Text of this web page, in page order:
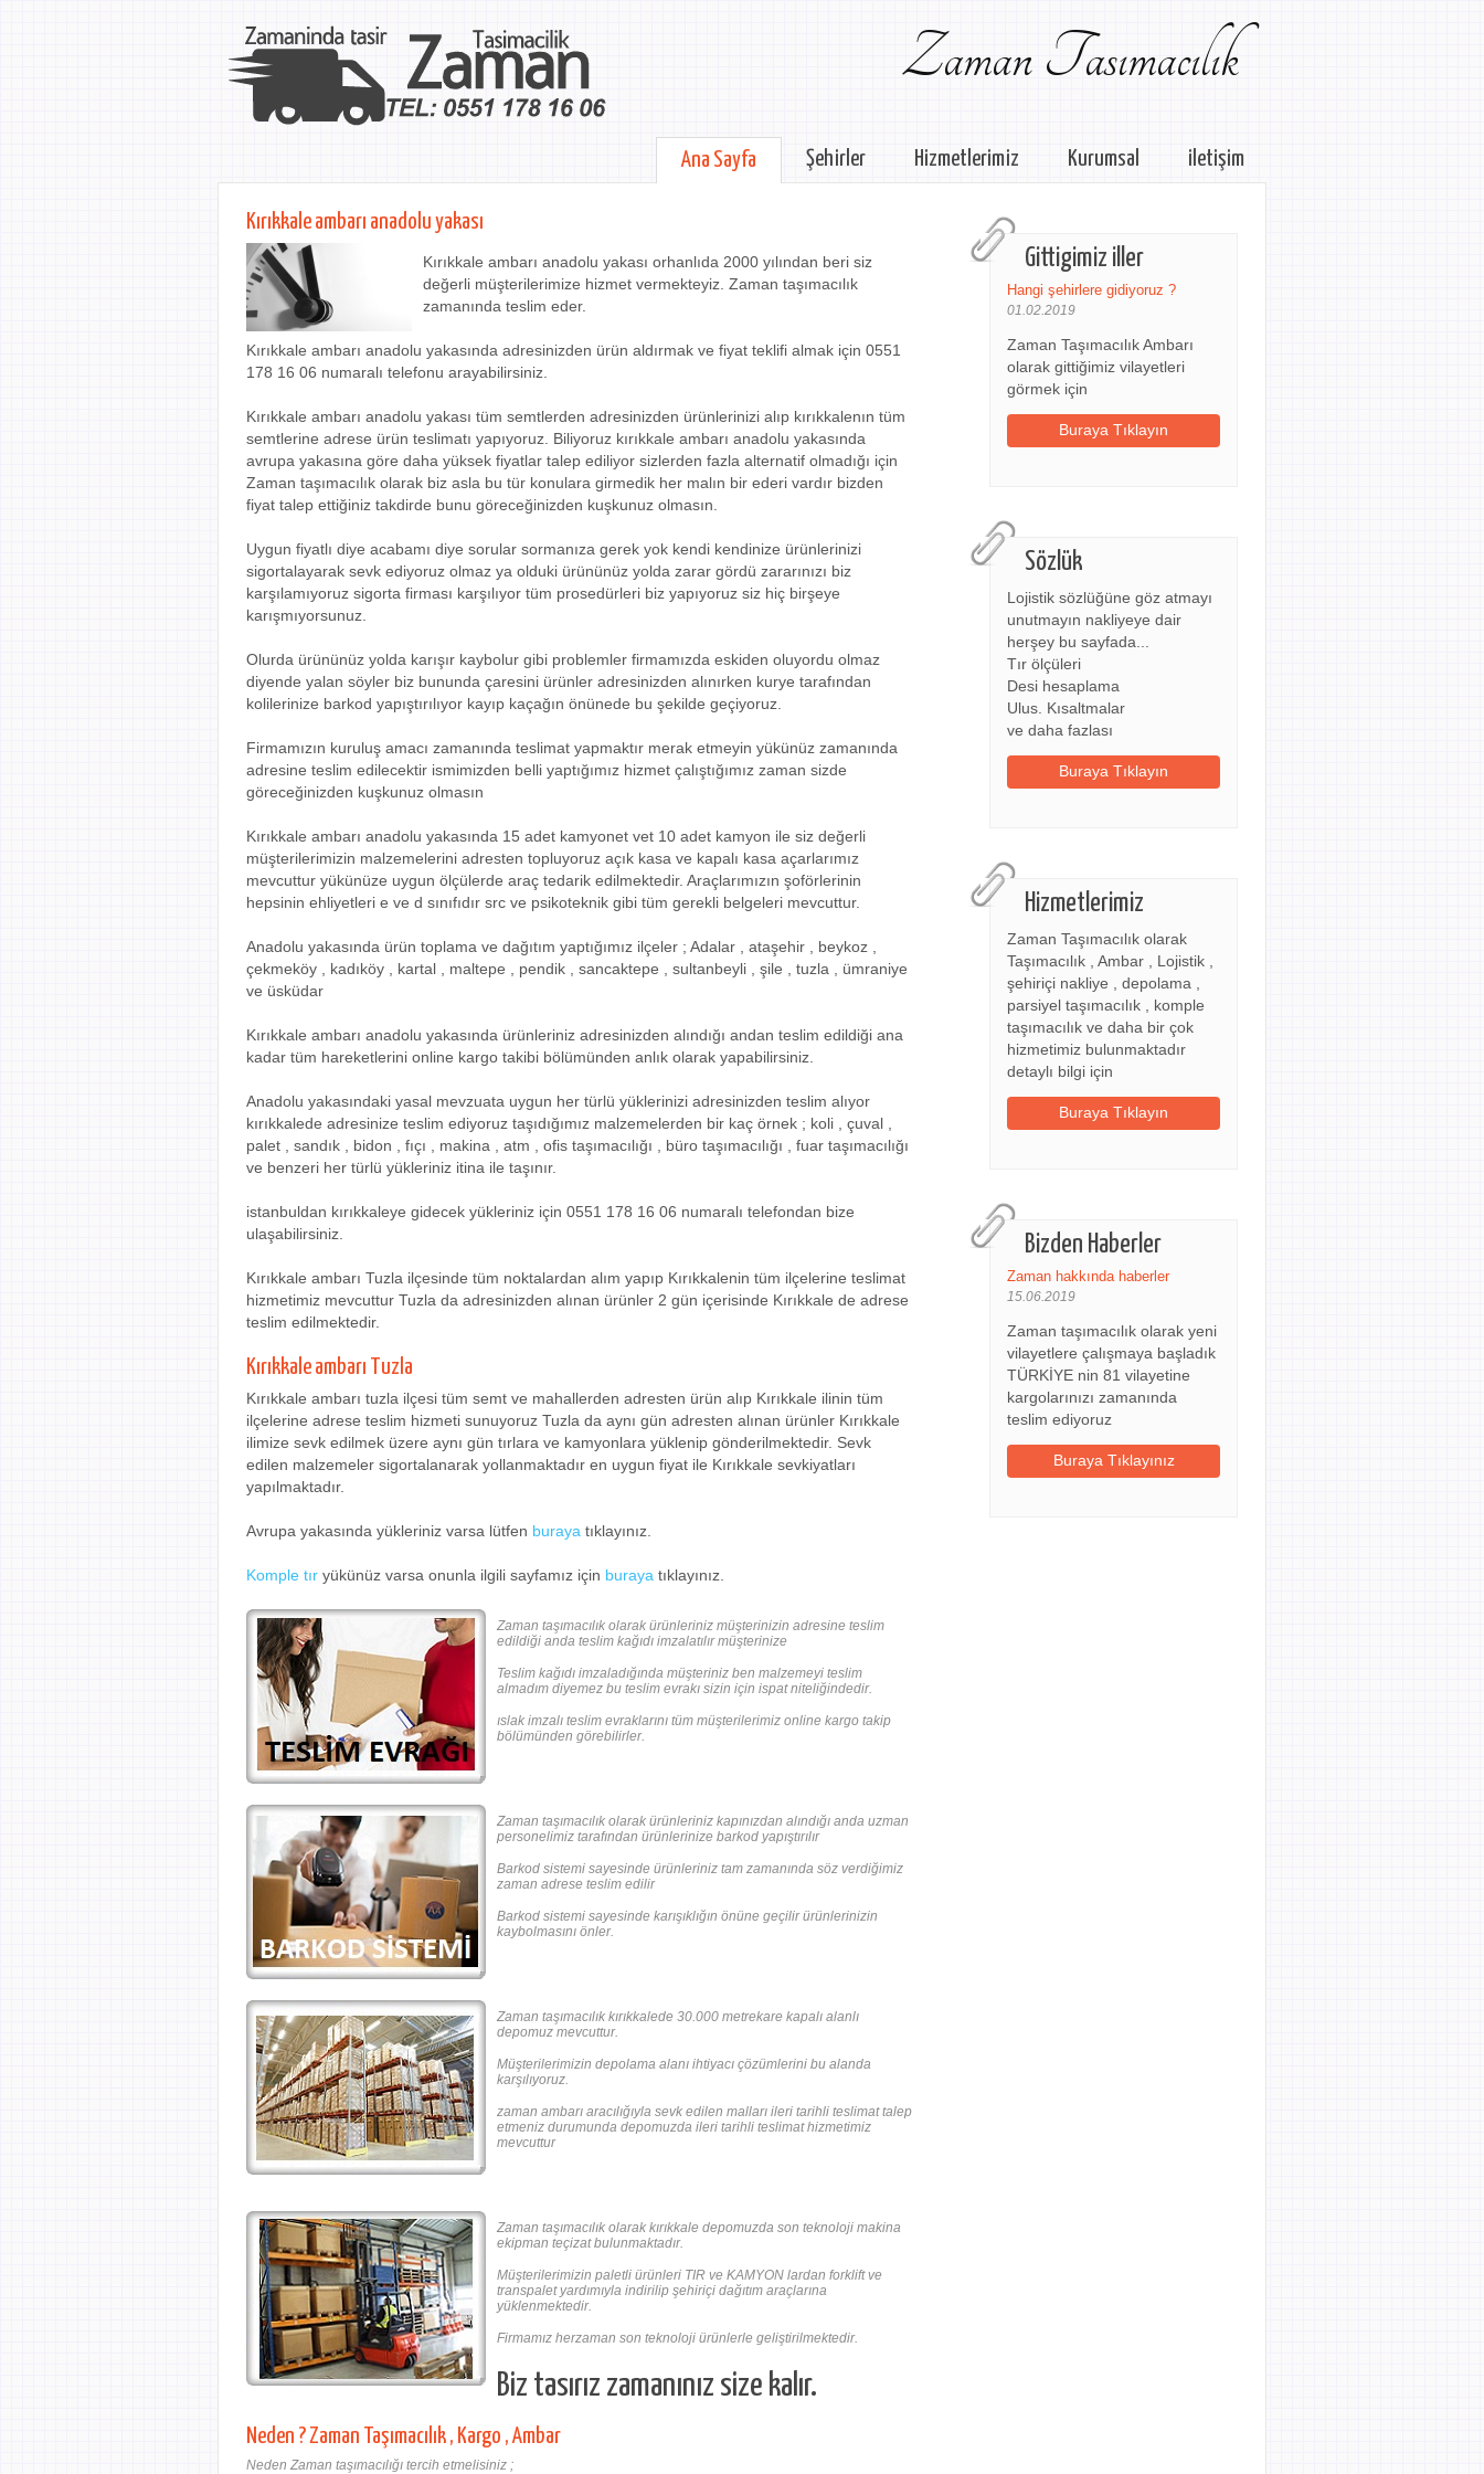
Zaman Tasımacılık
Ana Sayfa Şehirler Hizmetlerimiz Kurumsal iletişim
Gittigimiz iller
Hangi şehirlere gidiyoruz ?
01.02.2019
Zaman Taşımacılık Ambarı
olarak gittiğimiz vilayetleri
görmek için
Buraya Tıklayın
Sözlük
Lojistik sözlüğüne göz atmayı
unutmayın nakliyeye dair
herşey bu sayfada...
Tır ölçüleri
Desi hesaplama
Ulus. Kısaltmalar
ve daha fazlası
Buraya Tıklayın
Hizmetlerimiz
Zaman Taşımacılık olarak
Taşımacılık , Ambar , Lojistik ,
şehiriçi nakliye , depolama ,
parsiyel taşımacılık , komple
taşımacılık ve daha bir çok
hizmetimiz bulunmaktadır
detaylı bilgi için
Buraya Tıklayın
Bizden Haberler
Zaman hakkında haberler
15.06.2019
Zaman taşımacılık olarak yeni
vilayetlere çalışmaya başladık
TÜRKİYE nin 81 vilayetine
kargolarınızı zamanında
teslim ediyoruz
Buraya Tıklayınız
Kırıkkale ambarı anadolu yakası
Kırıkkale ambarı anadolu yakası orhanlıda 2000 yılından beri siz
değerli müşterilerimize hizmet vermekteyiz. Zaman taşımacılık
zamanında teslim eder.
Kırıkkale ambarı anadolu yakasında adresinizden ürün aldırmak ve fiyat teklifi almak için 0551
178 16 06 numaralı telefonu arayabilirsiniz.
Kırıkkale ambarı anadolu yakası tüm semtlerden adresinizden ürünlerinizi alıp kırıkkalenın tüm
semtlerine adrese ürün teslimatı yapıyoruz. Biliyoruz kırıkkale ambarı anadolu yakasında
avrupa yakasına göre daha yüksek fiyatlar talep ediliyor sizlerden fazla alternatif olmadığı için
Zaman taşımacılık olarak biz asla bu tür konulara girmedik her malın bir ederi vardır bizden
fiyat talep ettiğiniz takdirde bunu göreceğinizden kuşkunuz olmasın.
Uygun fiyatlı diye acabamı diye sorular sormanıza gerek yok kendi kendinize ürünlerinizi
sigortalayarak sevk ediyoruz olmaz ya olduki ürününüz yolda zarar gördü zararınızı biz
karşılamıyoruz sigorta firması karşılıyor tüm prosedürleri biz yapıyoruz siz hiç birşeye
karışmıyorsunuz.
Olurda ürününüz yolda karışır kaybolur gibi problemler firmamızda eskiden oluyordu olmaz
diyende yalan söyler biz bununda çaresini ürünler adresinizden alınırken kurye tarafından
kolilerinize barkod yapıştırılıyor kayıp kaçağın önünede bu şekilde geçiyoruz.
Firmamızın kuruluş amacı zamanında teslimat yapmaktır merak etmeyin yükünüz zamanında
adresine teslim edilecektir ismimizden belli yaptığımız hizmet çalıştığımız zaman sizde
göreceğinizden kuşkunuz olmasın
Kırıkkale ambarı anadolu yakasında 15 adet kamyonet vet 10 adet kamyon ile siz değerli
müşterilerimizin malzemelerini adresten topluyoruz açık kasa ve kapalı kasa açarlarımız
mevcuttur yükünüze uygun ölçülerde araç tedarik edilmektedir. Araçlarımızın şoförlerinin
hepsinin ehliyetleri e ve d sınıfıdır src ve psikoteknik gibi tüm gerekli belgeleri mevcuttur.
Anadolu yakasında ürün toplama ve dağıtım yaptığımız ilçeler ; Adalar , ataşehir , beykoz ,
çekmeköy , kadıköy , kartal , maltepe , pendik , sancaktepe , sultanbeyli , şile , tuzla , ümraniye
ve üsküdar
Kırıkkale ambarı anadolu yakasında ürünleriniz adresinizden alındığı andan teslim edildiği ana
kadar tüm hareketlerini online kargo takibi bölümünden anlık olarak yapabilirsiniz.
Anadolu yakasındaki yasal mevzuata uygun her türlü yüklerinizi adresinizden teslim alıyor
kırıkkalede adresinize teslim ediyoruz taşıdığımız malzemelerden bir kaç örnek ; koli , çuval ,
palet , sandık , bidon , fıçı , makina , atm , ofis taşımacılığı , büro taşımacılığı , fuar taşımacılığı
ve benzeri her türlü yükleriniz itina ile taşınır.
istanbuldan kırıkkaleye gidecek yükleriniz için 0551 178 16 06 numaralı telefondan bize
ulaşabilirsiniz.
Kırıkkale ambarı Tuzla ilçesinde tüm noktalardan alım yapıp Kırıkkalenin tüm ilçelerine teslimat
hizmetimiz mevcuttur Tuzla da adresinizden alınan ürünler 2 gün içerisinde Kırıkkale de adrese
teslim edilmektedir.
Kırıkkale ambarı Tuzla
Kırıkkale ambarı tuzla ilçesi tüm semt ve mahallerden adresten ürün alıp Kırıkkale ilinin tüm
ilçelerine adrese teslim hizmeti sunuyoruz Tuzla da aynı gün adresten alınan ürünler Kırıkkale
ilimize sevk edilmek üzere aynı gün tırlara ve kamyonlara yüklenip gönderilmektedir. Sevk
edilen malzemeler sigortalanarak yollanmaktadır en uygun fiyat ile Kırıkkale sevkiyatları
yapılmaktadır.
Avrupa yakasında yükleriniz varsa lütfen buraya tıklayınız.
Komple tır yükünüz varsa onunla ilgili sayfamız için buraya tıklayınız.
Zaman taşımacılık olarak ürünleriniz müşterinizin adresine teslim
edildiği anda teslim kağıdı imzalatılır müşterinize
Teslim kağıdı imzaladığında müşteriniz ben malzemeyi teslim
almadım diyemez bu teslim evrakı sizin için ispat niteliğindedir.
ıslak imzalı teslim evraklarını tüm müşterilerimiz online kargo takip
bölümünden görebilirler.
Zaman taşımacılık olarak ürünleriniz kapınızdan alındığı anda uzman
personelimiz tarafından ürünlerinize barkod yapıştırılır
Barkod sistemi sayesinde ürünleriniz tam zamanında söz verdiğimiz
zaman adrese teslim edilir
Barkod sistemi sayesinde karışıklığın önüne geçilir ürünlerinizin
kaybolmasını önler.
Zaman taşımacılık kırıkkalede 30.000 metrekare kapalı alanlı
depomuz mevcuttur.
Müşterilerimizin depolama alanı ihtiyacı çözümlerini bu alanda
karşılıyoruz.
zaman ambarı aracılığıyla sevk edilen malları ileri tarihli teslimat talep
etmeniz durumunda depomuzda ileri tarihli teslimat hizmetimiz
mevcuttur
Zaman taşımacılık olarak kırıkkale depomuzda son teknoloji makina
ekipman teçizat bulunmaktadır.
Müşterilerimizin paletli ürünleri TIR ve KAMYON lardan forklift ve
transpalet yardımıyla indirilip şehiriçi dağıtım araçlarına
yüklenmektedir.
Firmamız herzaman son teknoloji ürünlerle geliştirilmektedir.
Biz tasırız zamanınız size kalır.
Neden ? Zaman Taşımacılık , Kargo , Ambar
Neden Zaman taşımacılığı tercih etmelisiniz ;